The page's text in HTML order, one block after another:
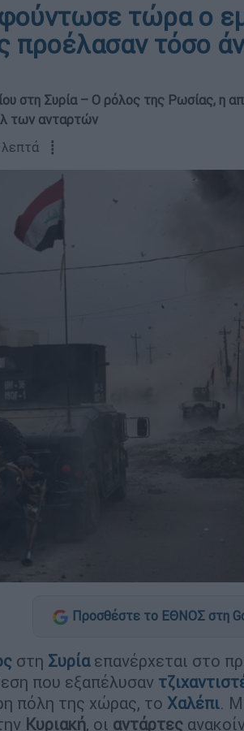
φούντωσε τώρα ο
προέλασαν τόσο
στη Συρία – Ο ρόλος της Ρωσίας, η
των ανταρτών
λεπτά ┋
Προσθέστε το ΕΘΝΟΣ στη
στη Συρία επανέρχεται στο
που εξαπέλυσαν
πόλη της χώρας, το Χαλέπι.
Κυριακή, οι αντάρτες